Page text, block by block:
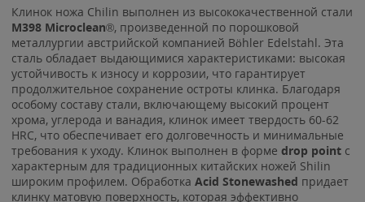
Клинок ножа Chilin выполнен из высококачественной стали
M398 Microclean®, произведенной по порошковой
металлургии австрийской компанией Böhler Edelstahl. Эта
сталь обладает выдающимися характеристиками: высокая
устойчивость к износу и коррозии, что гарантирует
продолжительное сохранение остроты клинка. Благодаря
особому составу стали, включающему высокий процент
хрома, углерода и ванадия, клинок имеет твердость 60-62
HRC, что обеспечивает его долговечность и минимальные
требования к уходу. Клинок выполнен в форме drop point с
характерным для традиционных китайских ножей Shilin
широким профилем. Обработка Acid Stonewashed придает
клинку матовую поверхность, которая эффективно